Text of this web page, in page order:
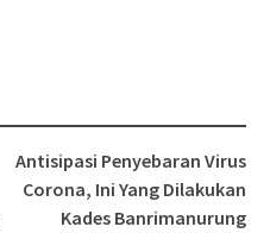
Antisipasi Penyebaran Virus
Corona, Ini Yang Dilakukan
Kades Banrimanurung